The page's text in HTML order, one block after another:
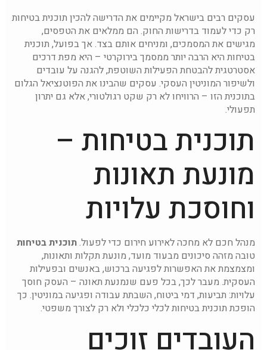
עסקים רבים בישראל מקיימים את הדרישה להכין תוכנית בטיחות
רק כדי לעמוד בדרישות החוק. הם ממלאים את הטפסים,
מגישים את המסמכים, ומניחים אותם בצד. אך בפועל, תוכנית
בטיחות היא הרבה יותר ממסמך בירוקרטי – היא מפת דרכים
אסטרטגית להבטחת הפעילות השוטפת, להגנה על עובדים
ולשיפור המוניטין העסקי. עסקים שהבינו את הפוטנציאל הגלום
בתוכנית הזו – הרוויחו לא רק שקט רגולטורי, אלא גם יתרון
תפעולי.
תוכנית בטיחות –
מונעת תאונות
וחוסכת עלויות
מנהל חכם לא מחכה לאירוע חירום כדי לפעול.תוכנית בטיחות
טובה מזהה סיכונים מבעוד מועד, מונעת תקלות ותאונות,
ומצמצמת את האפשרות לפגיעה ברכוש, באנשים ובפעילות
העסקית. מעבר לכך, בכל פעם שנמנעת תאונה – העסק חוסך
עלויות: תביעות, דמי ביטוח, השבתת עבודה ופגיעה במוניטין. כך
הופכת תוכנית בטיחות לכלי כלכלי ולא רק לצורך משפטי.
העובדים זוכים